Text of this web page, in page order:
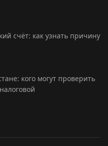
счёт: как узнать причину
кого могут проверить